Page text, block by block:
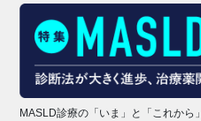
MASLD診療の「いま」と「これから」